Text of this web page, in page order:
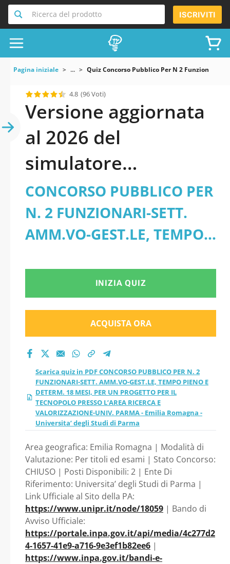
Ricerca del prodotto ISCRIVITI
Pagina iniziale ... Quiz Concorso Pubblico Per N 2 Funzionari
4.8 (96 Voti)
Versione aggiornata
al 2026 del
simulatore
CONCORSO
PUBBLICO PER N. 2
FUNZIONARI-SETT.
AMM.VO-GEST.LE,
TEMPO PIENO E
DETERM. 18 MESI,
PER UN PROGETTO
PER IL TECNOPOLO
PRESSO L’AREA
RICERCA E
VALORIZZAZIONE-
UNIV. PARMA - Emilia
Romagna -
Universita’ degli
Studi di Parma
CONCORSO PUBBLICO PER
N. 2 FUNZIONARI-SETT.
AMM.VO-GEST.LE, TEMPO
PER UN PROGETTO PER IL
TECNOPOLO PRESSO
L’AREA RICERCA E
VALORIZZAZIONE-UNIV.
PARMA - Emilia Romagna -
Universita’ degli Studi di
Parma
INIZIA QUIZ
ACQUISTA ORA
Scarica quiz in PDF CONCORSO PUBBLICO PER N. 2
FUNZIONARI-SETT. AMM.VO-GEST.LE, TEMPO PIENO E
DETERM. 18 MESI, PER UN PROGETTO PER IL
TECNOPOLO PRESSO L’AREA RICERCA E
VALORIZZAZIONE-UNIV. PARMA - Emilia Romagna -
Universita’ degli Studi di Parma
Area geografica: Emilia Romagna | Modalità di
Valutazione: Per titoli ed esami | Stato Concorso:
CHIUSO | Posti Disponibili: 2 | Ente Di
Riferimento: Universita’ degli Studi di Parma |
Link Ufficiale al Sito della PA:
https://www.unipr.it/node/18059 | Bando di
Avviso Ufficiale:
https://portale.inpa.gov.it/api/media/4c277d2
4-1657-41e9-a716-9e3ef1b82ee6 |
https://www.inpa.gov.it/bandi-e-